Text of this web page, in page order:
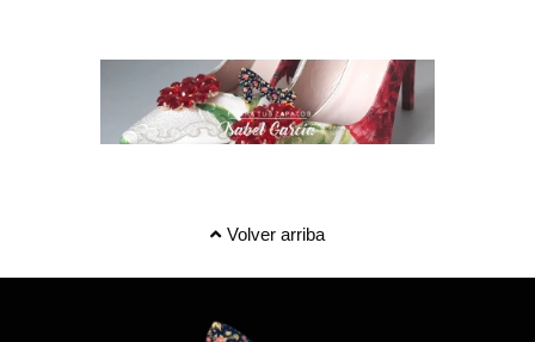
Volver arriba